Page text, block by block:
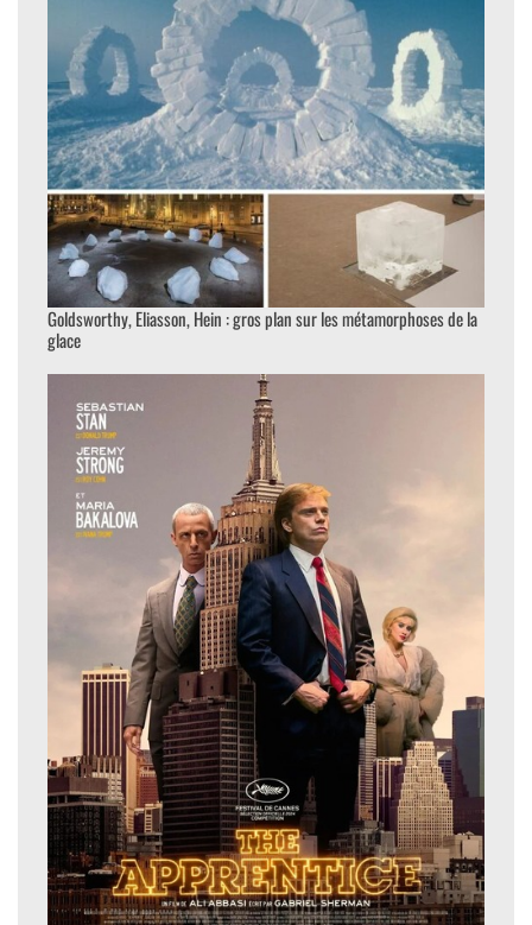
Goldsworthy, Eliasson, Hein : gros plan sur les métamorphoses de la
glace